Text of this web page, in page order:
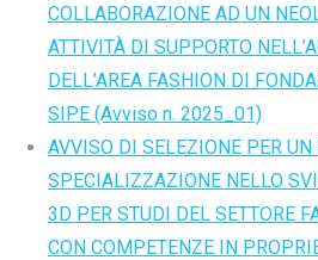
COLLABORAZIONE AD UN
ATTIVITÀ DI SUPPORTO
DELL’AREA FASHION DI
SIPE (Avviso n. 2025_01)
AVVISO DI SELEZIONE PER UN
SPECIALIZZAZIONE NELLO
3D PER STUDI DEL SETTORE
CON COMPETENZE IN